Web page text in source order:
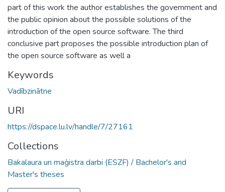
part of this work the author establishes the government and
the public opinion about the possible solutions of the
introduction of the open source software. The third
conclusive part proposes the possible introduction plan of
the open source software as well a
Keywords
Vadībzinātne
URI
https://dspace.lu.lv/handle/7/27161
Collections
Bakalaura un maģistra darbi (ESZF) / Bachelor's and
Master's theses